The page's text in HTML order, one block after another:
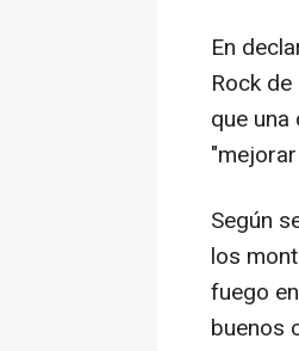
En
Rock
que
Según
los
fuego
buenos